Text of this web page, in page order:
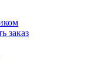
заказ